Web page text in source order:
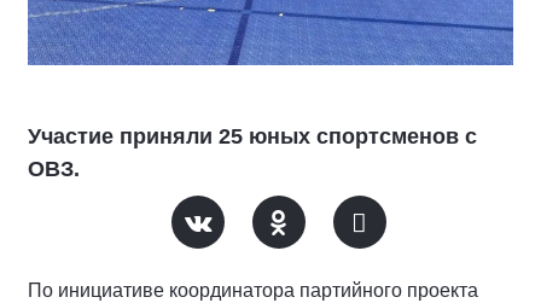
Участие приняли 25 юных спортсменов с
ОВЗ.
По инициативе координатора партийного проекта